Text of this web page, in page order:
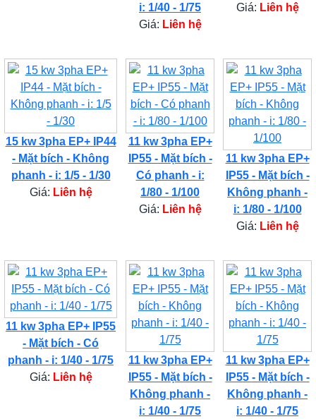
i: 1/40 - 1/75
Giá: Liên hệ
Giá: Liên hệ
15 kw 3pha EP+ IP44
- Mặt bích - Không
phanh - i: 1/5 - 1/30
Giá: Liên hệ
11 kw 3pha EP+
IP55 - Mặt bích -
Có phanh - i:
1/80 - 1/100
Giá: Liên hệ
11 kw 3pha EP+
IP55 - Mặt bích -
Không phanh -
i: 1/80 - 1/100
Giá: Liên hệ
11 kw 3pha EP+ IP55
- Mặt bích - Có
phanh - i: 1/40 - 1/75
Giá: Liên hệ
11 kw 3pha EP+
IP55 - Mặt bích -
Không phanh -
i: 1/40 - 1/75
11 kw 3pha EP+
IP55 - Mặt bích -
Không phanh -
i: 1/40 - 1/75